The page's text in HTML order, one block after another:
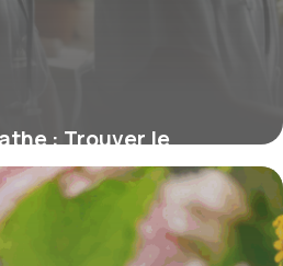
: Trouver le
son rôle